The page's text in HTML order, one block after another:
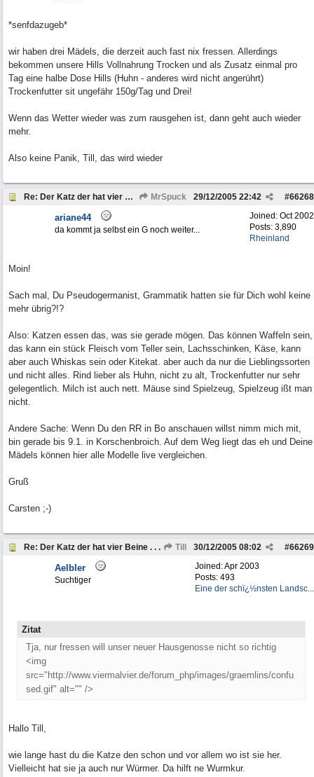
*senfdazugeb*
wir haben drei Mädels, die derzeit auch fast nix fressen. Allerdings
bekommen unsere Hills Vollnahrung Trocken und als Zusatz einmal pro
Tag eine halbe Dose Hills (Huhn - anderes wird nicht angerührt)
Trockenfutter sit ungefähr 150g/Tag und Drei!
Wenn das Wetter wieder was zum rausgehen ist, dann geht auch wieder
mehr.
Also keine Panik, Till, das wird wieder
Re: Der Katz der hat vier Beine . . . MrSpuck #66268
29/12/2005 22:42
Joined: Oct 2002
Posts: 3,890
Rheinland
ariane44
da kommt ja selbst ein G noch weiter...
Moin!
Sach mal, Du Pseudogermanist, Grammatik hatten sie für Dich wohl keine
mehr übrig?!?
Also: Katzen essen das, was sie gerade mögen. Das können Waffeln sein,
das kann ein stück Fleisch vom Teller sein, Lachsschinken, Käse, kann
aber auch Whiskas sein oder Kitekat. aber auch da nur die Lieblingssorten
und nicht alles. Rind lieber als Huhn, nicht zu alt, Trockenfutter nur sehr
gelegentlich. Milch ist auch nett. Mäuse sind Spielzeug, Spielzeug ißt man
nicht.
Andere Sache: Wenn Du den RR in Bo anschauen willst nimm mich mit,
bin gerade bis 9.1. in Korschenbroich. Auf dem Weg liegt das eh und Deine
Mädels können hier alle Modelle live vergleichen.
Gruß
Carsten ;-)
Re: Der Katz der hat vier Beine . . . Till #66269
30/12/2005 08:02
Joined:Apr 2003
Posts: 493
Eine der schï¿½nsten Landsc...
Aelbler
Suchtiger
Zitat
Tja, nur fressen will unser neuer Hausgenosse nicht so richtig
<img
src="http://www.viermalvier.de/forum_php/images/graemlins/confu
sed.gif" alt="" />
Hallo Till,
wie lange hast du die Katze den schon und vor allem wo ist sie her.
Vielleicht hat sie ja auch nur Würmer. Da hilft ne Wurmkur.